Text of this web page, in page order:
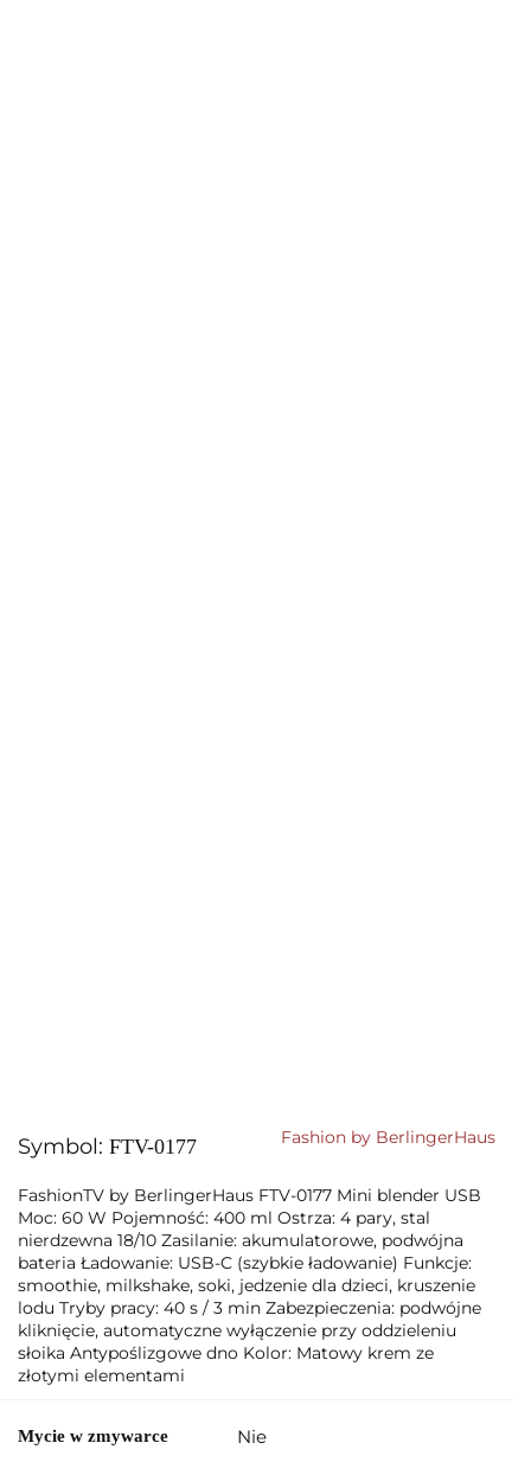
Symbol: FTV-0177 Fashion by BerlingerHaus
FashionTV by BerlingerHaus FTV-0177 Mini blender USB
Moc: 60 W Pojemność: 400 ml Ostrza: 4 pary, stal
nierdzewna 18/10 Zasilanie: akumulatorowe, podwójna
bateria Ładowanie: USB-C (szybkie ładowanie) Funkcje:
smoothie, milkshake, soki, jedzenie dla dzieci, kruszenie
lodu Tryby pracy: 40 s / 3 min Zabezpieczenia: podwójne
kliknięcie, automatyczne wyłączenie przy oddzieleniu
słoika Antypoślizgowe dno Kolor: Matowy krem ze
złotymi elementami
Mycie w zmywarce Nie